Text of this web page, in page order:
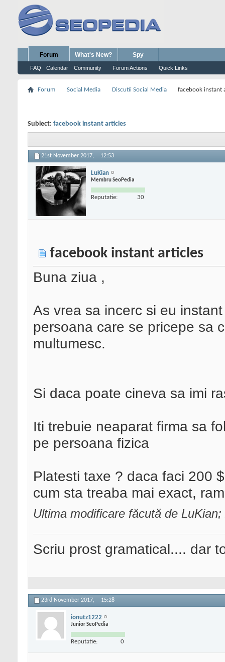
Forum
FAQ Calendar Community Forum Actions Quick Links
What's New? Spy
Forum Social Media Discutii Social Media facebook instant
Subiect: facebook instant articles
21st November 2017, 12:53
LuKian
Membru SeoPedia
Reputatie: 30
facebook instant articles
Buna ziua ,
As vrea sa incerc si eu
persoana care se pricepe sa
multumesc.
Si daca poate cineva sa imi
Iti trebuie neaparat firma sa
pe persoana fizica
Platesti taxe ? daca faci 200
cum sta treaba mai exact,
Ultima modificare făcută de
Scriu prost gramatical.... dar
23rd November 2017, 15:28
ionutz1222
Junior SeoPedia
Reputatie: 0